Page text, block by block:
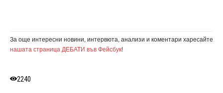
За още интересни новини, интервюта, анализи и коментари харесайте
нашата страница ДЕБАТИ във Фейсбук!
2240